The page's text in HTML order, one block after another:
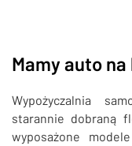
Mamy auto
Wypożyczalnia
starannie dobraną
wyposażone